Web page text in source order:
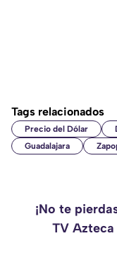
Tags relacionados
Precio del Dólar
Guadalajara
¡No te
TV